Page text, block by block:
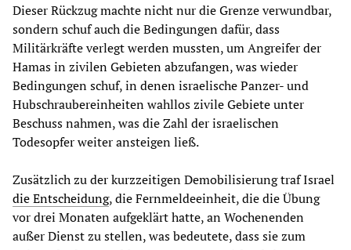
Dieser Rückzug machte nicht nur die Grenze verwundbar,
sondern schuf auch die Bedingungen dafür, dass
Militärkräfte verlegt werden mussten, um Angreifer der
Hamas in zivilen Gebieten abzufangen, was wieder
Bedingungen schuf, in denen israelische Panzer- und
Hubschraubereinheiten wahllos zivile Gebiete unter
Beschuss nahmen, was die Zahl der israelischen
Todesopfer weiter ansteigen ließ.
Zusätzlich zu der kurzzeitigen Demobilisierung traf Israel
die Entscheidung, die Fernmeldeeinheit, die die Übung
vor drei Monaten aufgeklärt hatte, an Wochenenden
außer Dienst zu stellen, was bedeutete, dass sie zum